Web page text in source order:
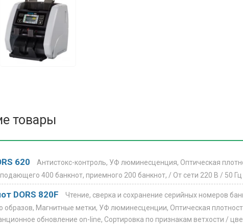
товары
620
Антистокс-контроль, УФ люминесценция, Оптическая
подающего 400 банкнот, приемного 200 банкнот, / От сети 220 В / 50
DORS 820F
Чтение, сверка и сохранение серийных номеров
образов, Магнитные метки, УФ люминесценции, Оптическая
обновление on-line, Сортировка по признакам ветхости /